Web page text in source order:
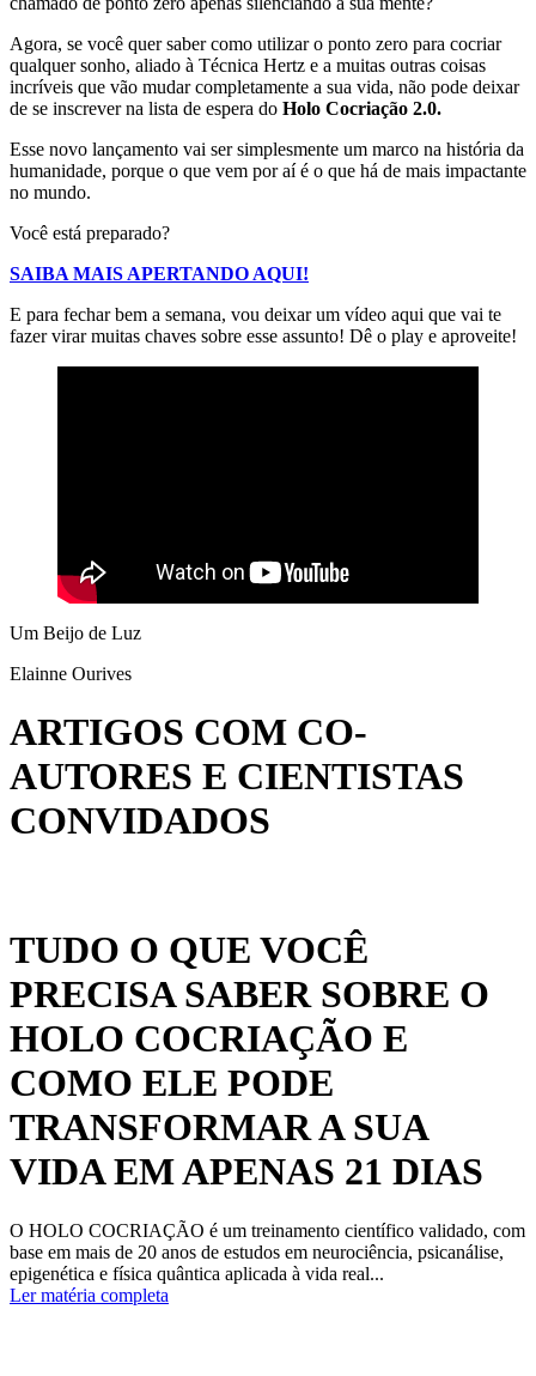
Agora, se você quer saber como utilizar o ponto zero para cocriar
qualquer sonho, aliado à Técnica Hertz e a muitas outras coisas
incríveis que vão mudar completamente a sua vida, não pode deixar
de se inscrever na lista de espera do Holo Cocriação 2.0.
Esse novo lançamento vai ser simplesmente um marco na história da
humanidade, porque o que vem por aí é o que há de mais impactante
no mundo.
Você está preparado?
SAIBA MAIS APERTANDO AQUI!
E para fechar bem a semana, vou deixar um vídeo aqui que vai te
fazer virar muitas chaves sobre esse assunto! Dê o play e aproveite!
Um Beijo de Luz
Elainne Ourives
ARTIGOS COM CO-
AUTORES E CIENTISTAS
CONVIDADOS
TUDO O QUE VOCÊ
PRECISA SABER SOBRE O
HOLO COCRIAÇÃO E
COMO ELE PODE
TRANSFORMAR A SUA
VIDA EM APENAS 21 DIAS
O HOLO COCRIAÇÃO é um treinamento científico validado, com
base em mais de 20 anos de estudos em neurociência, psicanálise,
epigenética e física quântica aplicada à vida real...
Ler matéria completa